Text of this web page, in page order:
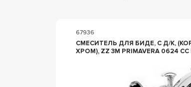
67936
СМЕСИТЕЛЬ ДЛЯ БИДЕ, С Д/К,
ХРОМ), ZZ 3M PRIMAVERA 0624